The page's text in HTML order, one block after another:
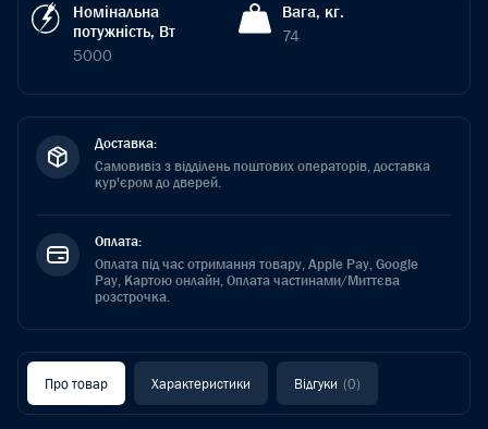
Номінальна
потужність, Вт
5000
Вага, кг.
74
Доставка:
Самовивіз з відділень поштових операторів, доставка
кур'єром до дверей.
Оплата:
Оплата під час отримання товару, Apple Pay, Google
Pay, Картою онлайн, Оплата частинами/Миттєва
розстрочка.
Про товар Характеристики Відгуки (0)